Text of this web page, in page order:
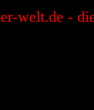
welt.de -